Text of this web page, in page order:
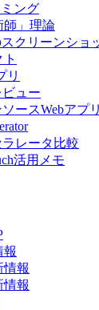
ング
師」理論
クリーンショ
リ
ュー
ースWebアプ
レータ比較
活用メモ
報
情報
情報